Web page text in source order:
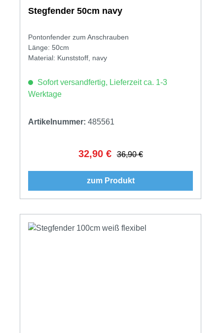
Stegfender 50cm navy
Pontonfender zum Anschrauben
Länge: 50cm
Material: Kunststoff, navy
Sofort versandfertig, Lieferzeit ca. 1-3
Werktage
Artikelnummer: 485561
Verkaufspreis:
32,90 € Regulärer Preis:
36,90 €
zum Produkt